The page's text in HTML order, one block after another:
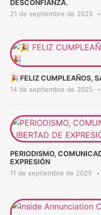
DESCONFIANZA.
21 de septiembre de 2025
🎉 FELIZ CUMPLEAÑOS,
14 de septiembre de 2025
PERIODISMO,
EXPRESIÓN
11 de septiembre de 2025